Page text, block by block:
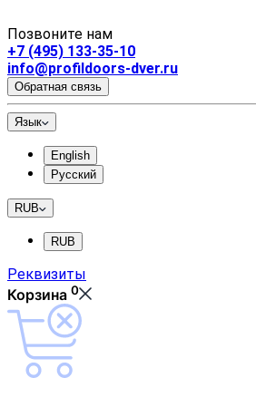
Позвоните нам
+7 (495) 133-35-10
info@profildoors-dver.ru
Обратная связь
Язык
English
Русский
RUB
RUB
Реквизиты
Корзина 0